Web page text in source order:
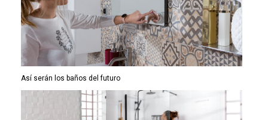
Así serán los baños del futuro